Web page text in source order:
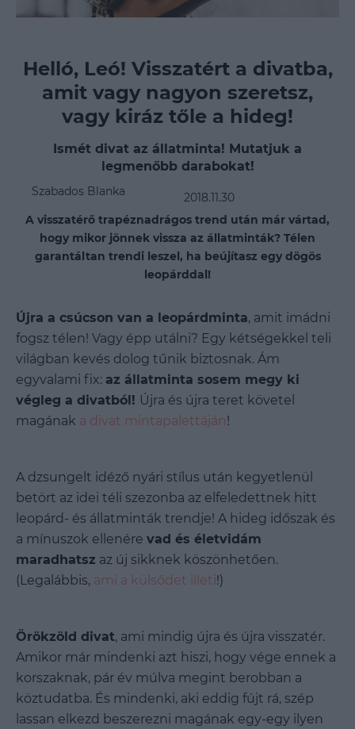
Helló, Leó! Visszatért a divatba,
amit vagy nagyon szeretsz,
vagy kiráz tőle a hideg!
Ismét divat az állatminta! Mutatjuk a
legmenőbb darabokat!
Szabados Blanka
2018.11.30
A visszatérő trapéznadrágos trend után már vártad,
hogy mikor jönnek vissza az állatminták? Télen
garantáltan trendi leszel, ha beújítasz egy dögös
leopárddal!
Újra a csúcson van a leopárdminta, amit imádni
fogsz télen! Vagy épp utálni? Egy kétségekkel teli
világban kevés dolog tűnik biztosnak. Ám
egyvalami fix: az állatminta sosem megy ki
végleg a divatból! Újra és újra teret követel
magának a divat mintapalettáján!
A dzsungelt idéző nyári stílus után kegyetlenül
betört az idei téli szezonba az elfeledettnek hitt
leopárd- és állatminták trendje! A hideg időszak és
a mínuszok ellenére vad és életvidám
maradhatsz az új sikknek köszönhetően.
(Legalábbis, ami a külsődet illeti!)
Örökzöld divat, ami mindig újra és újra visszatér.
Amikor már mindenki azt hiszi, hogy vége ennek a
korszaknak, pár év múlva megint berobban a
köztudatba. És mindenki, aki eddig fújt rá, szép
lassan elkezd beszerezni magának egy-egy ilyen